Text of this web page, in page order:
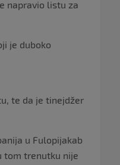
napravio listu za
je duboko
te da je tinejdžer
u Fulopijakab
tom trenutku nije